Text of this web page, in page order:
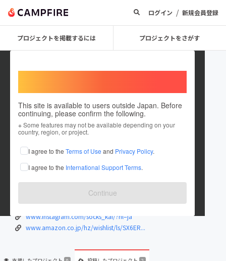
ログイン / 新規会員登録
プロジェクトを掲載するには プロジェクトをさがす
This site is available to users outside Japan. Before
continuing, please confirm the following.
※ Some features may not be available depending on your
country, region, or project.
I agree to the Terms of Use and Privacy Policy.
I agree to the International Support Terms.
Continue
socks_kai
これまでに2件のプロジェクトを投稿しています
在住国：日本 現在地：大阪府
出身国：日本 出身地：大阪府
大阪府泉大津市で犬猫保護活動をしています⭐︎
www.instagram.com/socks_kai/?hl=ja
www.amazon.co.jp/hz/wishlist/ls/SX6ER...